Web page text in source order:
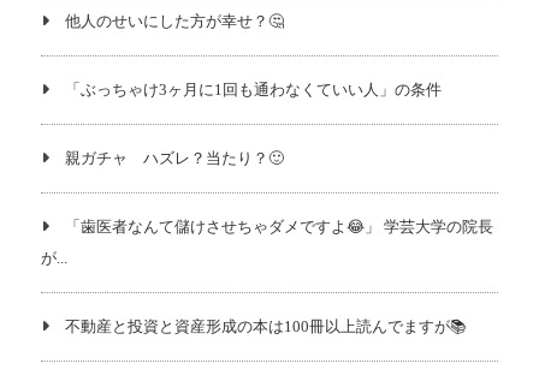
他人のせいにした方が幸せ？🤔
「ぶっちゃけ3ヶ月に1回も通わなくていい人」の条件
親ガチャ ハズレ？当たり？🙂
「歯医者なんて儲けさせちゃダメですよ😂」 学芸大学の院長
が...
不動産と投資と資産形成の本は100冊以上読んでますが📚️